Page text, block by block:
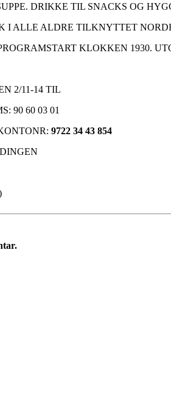
DRIKKE TIL SNACKS OG
I ALLE ALDRE TILKNYTTET
KLOKKEN 1930.
2/11-14 TIL
90 60 03 01
9722 34 43 854